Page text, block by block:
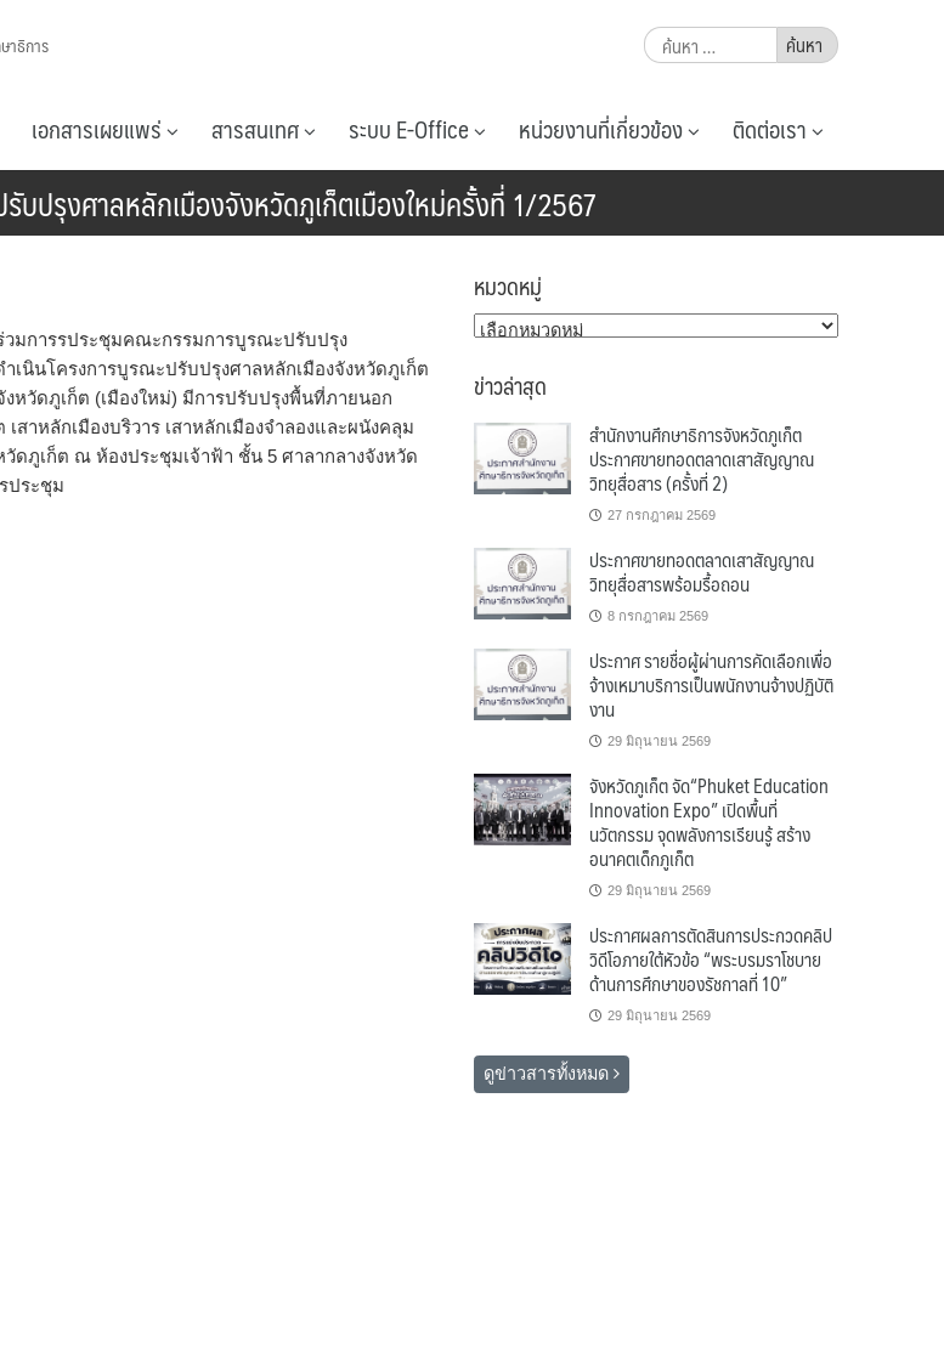
าธิการ
ค้นหา
สำหรับ:
เอกสารเผยแพร่ สารสนเทศ ระบบ E-Office หน่วยงานที่เกี่ยวข้อง ติดต่อเรา
ปรุงศาลหลักเมืองจังหวัดภูเก็ตเมืองใหม่ครั้งที่ 1/2567
วมการรประชุมคณะกรรมการบูรณะปรับปรุง
เนินโครงการบูรณะปรับปรุงศาลหลักเมืองจังหวัดภูเก็ต
หวัดภูเก็ต (เมืองใหม่) มีการปรับปรุงพื้นที่ภายนอก
สาหลักเมืองบริวาร เสาหลักเมืองจำลองและผนังคลุม
วัดภูเก็ต ณ ห้องประชุมเจ้าฟ้า ชั้น 5 ศาลากลางจังหวัด
ประชุม
หมวดหมู่
หมวด
ข่าวล่าสุด
สำนักงานศึกษาธิการจังหวัดภูเก็ต
ประกาศขายทอดตลาดเสาสัญญาณ
วิทยุสื่อสาร (ครั้งที่ 2)
27 กรกฎาคม 2569
ประกาศขายทอดตลาดเสาสัญญาณ
วิทยุสื่อสารพร้อมรื้อถอน
8 กรกฎาคม 2569
ประกาศ รายชื่อผู้ผ่านการคัดเลือกเพื่อ
จ้างเหมาบริการเป็นพนักงานจ้างปฏิบัติ
งาน
29 มิถุนายน 2569
จังหวัดภูเก็ต จัด“Phuket Education
Innovation Expo” เปิดพื้นที่
นวัตกรรม จุดพลังการเรียนรู้ สร้าง
อนาคตเด็กภูเก็ต
29 มิถุนายน 2569
ประกาศผลการตัดสินการประกวดคลิป
วิดีโอภายใต้หัวข้อ “พระบรมราโชบาย
ด้านการศึกษาของรัชกาลที่ 10”
29 มิถุนายน 2569
ดูข่าวสารทั้งหมด